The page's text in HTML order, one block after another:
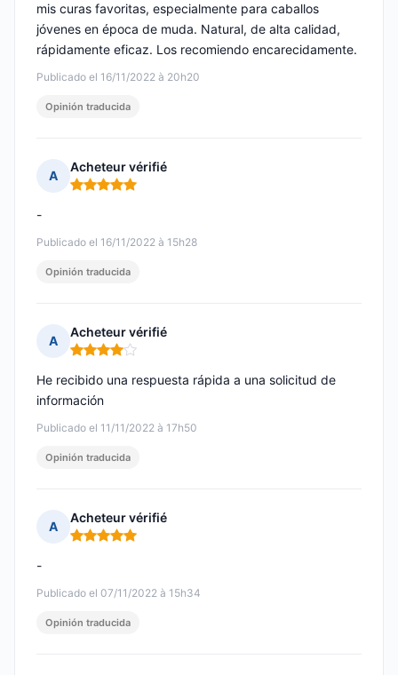
Publicado el 16/11/2022 à 20h20
mis curas favoritas, especialmente para caballos
jóvenes en época de muda. Natural, de alta calidad,
rápidamente eficaz. Los recomiendo encarecidamente.
Opinión traducida
A
Acheteur vérifié
Nota: 5 de 5
Publicado el 16/11/2022 à 15h28
-
Opinión traducida
A
Acheteur vérifié
Nota: 4 de 5
Publicado el 11/11/2022 à 17h50
He recibido una respuesta rápida a una solicitud de
información
Opinión traducida
A
Acheteur vérifié
Nota: 5 de 5
Publicado el 07/11/2022 à 15h34
-
Opinión traducida